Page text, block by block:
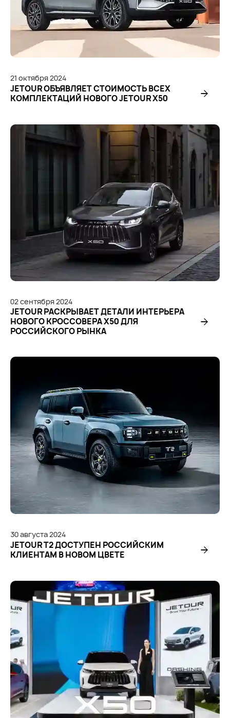
21 октября2024
JETOUR ОБЪЯВЛЯЕТ СТОИМОСТЬ ВСЕХ
КОМПЛЕКТАЦИЙ НОВОГО JETOUR X50
02сентября2024
JETOUR РАСКРЫВАЕТ ДЕТАЛИ ИНТЕРЬЕРА
НОВОГО КРОССОВЕРА Х50 ДЛЯ
РОССИЙСКОГО РЫНКА
30августа2024
JETOUR T2 ДОСТУПЕН РОССИЙСКИМ
КЛИЕНТАМ В НОВОМ ЦВЕТЕ